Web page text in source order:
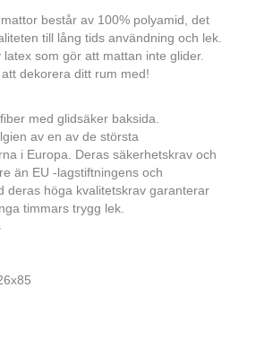
består av 100% polyamid, det
till lång tids användning och lek.
som gör att mattan inte glider.
dekorera ditt rum med!
med glidsäker baksida.
av en av de största
i Europa. Deras säkerhetskrav och
än EU -lagstiftningens och
deras höga kvalitetskrav garanterar
timmars trygg lek.